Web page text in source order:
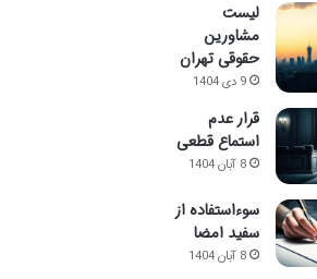
لیست
مشاورین
حقوقی تهران
9 دی 1404
قرار عدم
استماع قطعی
8 آبان 1404
سوءاستفاده از
سفید امضا
8 آبان 1404